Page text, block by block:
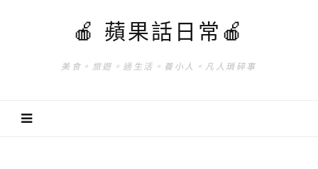
🍎 蘋果話日常🍎
美食。旅遊。過生活。養小人。凡人瑣碎事